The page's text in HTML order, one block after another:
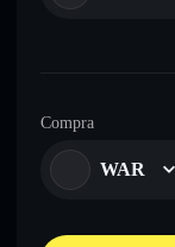
Compra
WAR